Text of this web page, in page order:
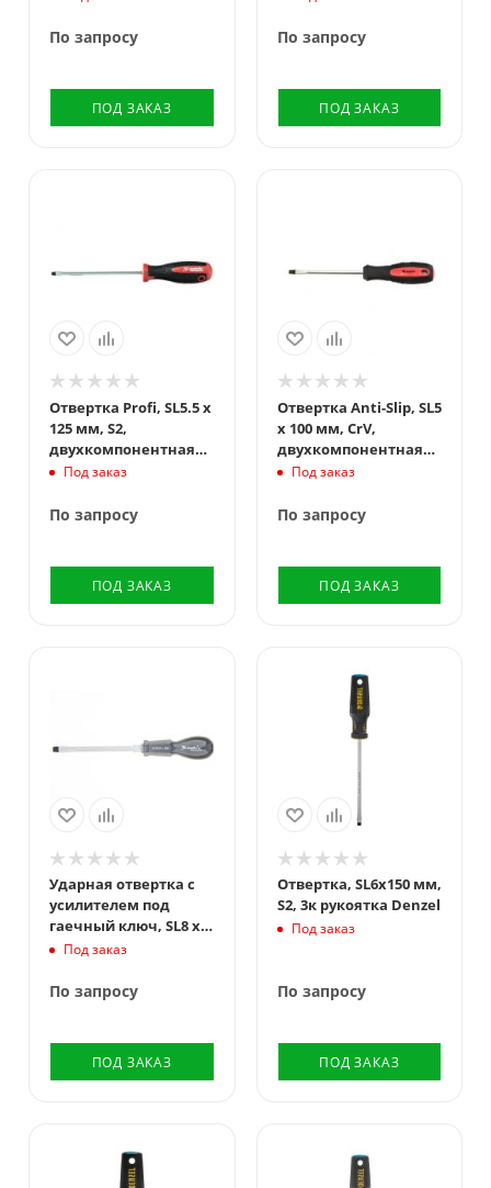
По запросу
ПОД ЗАКАЗ
По запросу
ПОД ЗАКАЗ
Отвертка Profi, SL5.5 х
125 мм, S2,
двухкомпонентная
рукоятка Matrix
Под заказ
По запросу
ПОД ЗАКАЗ
Отвертка Anti-Slip, SL5
х 100 мм, CrV,
двухкомпонентная
рукоятка Matrix
Под заказ
По запросу
ПОД ЗАКАЗ
Ударная отвертка c
усилителем под
гаечный ключ, SL8 x
200 мм, пластиковая
Под заказ
По запросу
ПОД ЗАКАЗ
Отвертка, SL6x150 мм,
S2, 3к рукоятка Denzel
Под заказ
По запросу
ПОД ЗАКАЗ